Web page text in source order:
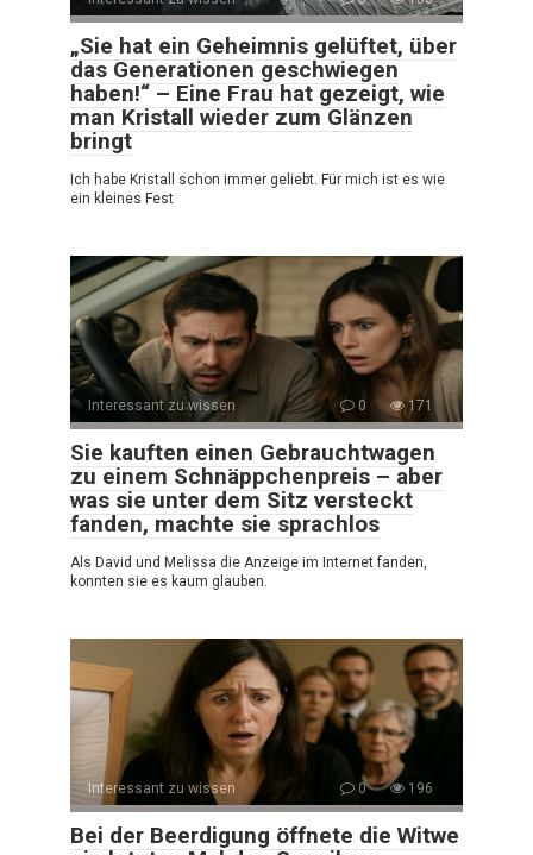
„Sie hat ein Geheimnis gelüftet, über
das Generationen geschwiegen
haben!“ – Eine Frau hat gezeigt, wie
man Kristall wieder zum Glänzen
bringt
Ich habe Kristall schon immer geliebt. Für mich ist es wie
ein kleines Fest
Interessant zu wissen 0 171
Sie kauften einen Gebrauchtwagen
zu einem Schnäppchenpreis – aber
was sie unter dem Sitz versteckt
fanden, machte sie sprachlos
Als David und Melissa die Anzeige im Internet fanden,
konnten sie es kaum glauben.
Interessant zu wissen 0 196
Bei der Beerdigung öffnete die Witwe